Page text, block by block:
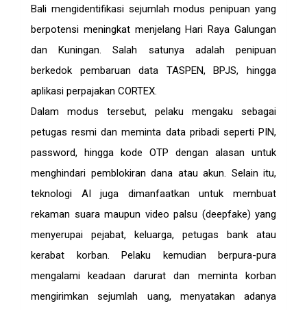
Bali mengidentifikasi sejumlah modus penipuan yang
berpotensi meningkat menjelang Hari Raya Galungan
dan Kuningan. Salah satunya adalah penipuan
berkedok pembaruan data TASPEN, BPJS, hingga
aplikasi perpajakan CORTEX.
Dalam modus tersebut, pelaku mengaku sebagai
petugas resmi dan meminta data pribadi seperti PIN,
password, hingga kode OTP dengan alasan untuk
menghindari pemblokiran dana atau akun. Selain itu,
teknologi AI juga dimanfaatkan untuk membuat
rekaman suara maupun video palsu (deepfake) yang
menyerupai pejabat, keluarga, petugas bank atau
kerabat korban. Pelaku kemudian berpura-pura
mengalami keadaan darurat dan meminta korban
mengirimkan sejumlah uang, menyatakan adanya